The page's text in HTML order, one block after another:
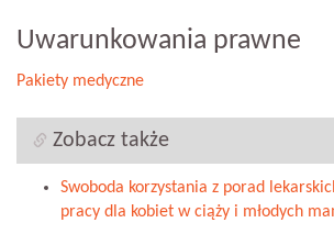
Uwarunkowania prawne
Pakiety medyczne
Zobacz także
Swoboda korzystania z porad
pracy dla kobiet w ciąży i młodych